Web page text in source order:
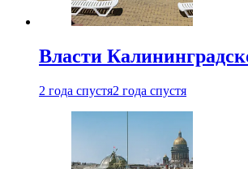
Власти
2 года спустя2 года спустя